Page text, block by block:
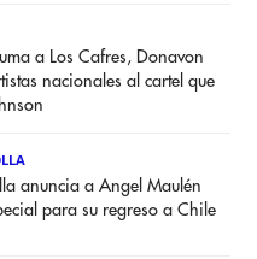
a Los Cafres, Donavon
nacionales al cartel que
anuncia a Angel Maulén
para su regreso a Chile